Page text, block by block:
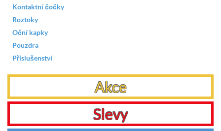
Kontaktní čočky
Roztoky
Oční kapky
Pouzdra
Příslušenství
Akce
Slevy